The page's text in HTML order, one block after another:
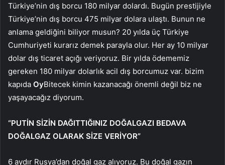
Türkiye’nin dış borcu 180 milyar dolardı. Bugün prestijiyle
Türkiye’nin dış borcu 475 milyar dolara ulaştı. Bunun ne
anlama geldiğini biliyor musun? 20 yılda üç Türkiye
Cumhuriyeti kurarız demek parayla olur. Her ay 10 milyar
dolar dış ticaret açığı veriyoruz. Bir yılda ödememiz
gereken 180 milyar dolarlık acil dış borcumuz var. bizim
kapıda OyBitecek kimin kazanacağı önemli değil biz ne
yaşayacağız diyorum.
“PUTİN SİZİN DAĞITTIĞINIZ DOĞALGAZI BEDAVA
DOĞALGAZ OLARAK SİZE VERİYOR”
6 aydır Rusya’dan doğal gaz alıyoruz. Bu doğal gazın